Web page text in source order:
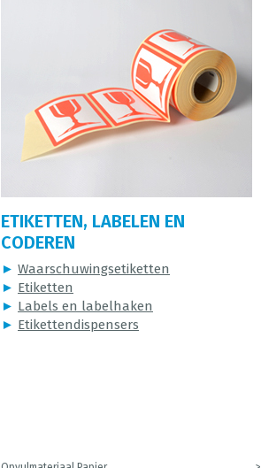
ETIKETTEN, LABELEN EN
CODEREN
► Waarschuwingsetiketten
► Etiketten
► Labels en labelhaken
► Etikettendispensers